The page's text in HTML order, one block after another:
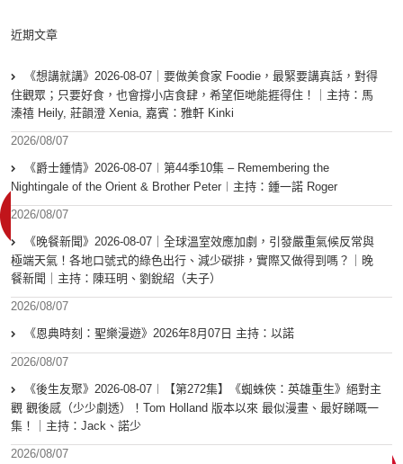
近期文章
《想講就講》2026-08-07｜要做美食家 Foodie，最緊要講真話，對得
住觀眾；只要好食，也會撐小店食肆，希望佢哋能捱得住！｜主持：馬
溱禧 Heily, 莊韻澄 Xenia, 嘉賓：雅軒 Kinki
2026/08/07
《爵士鍾情》2026-08-07︱第44季10集 – Remembering the
Nightingale of the Orient & Brother Peter︱主持：鍾一諾 Roger
2026/08/07
《晚餐新聞》2026-08-07｜全球溫室效應加劇，引發嚴重氣候反常與
極端天氣！各地口號式的綠色出行、減少碳排，實際又做得到嗎？｜晚
餐新聞｜主持：陳珏明、劉銳紹（夫子）
2026/08/07
《恩典時刻：聖樂漫遊》2026年8月07日 主持：以諾
2026/08/07
《後生友聚》2026-08-07︱【第272集】《蜘蛛俠：英雄重生》絕對主
觀 觀後感（少少劇透）！Tom Holland 版本以來 最似漫畫、最好睇嘅一
集！｜主持：Jack、諾少
2026/08/07